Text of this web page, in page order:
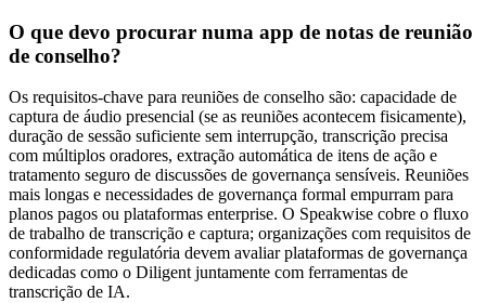
O que devo procurar numa app de notas de reunião
de conselho?
Os requisitos-chave para reuniões de conselho são: capacidade de
captura de áudio presencial (se as reuniões acontecem fisicamente),
duração de sessão suficiente sem interrupção, transcrição precisa
com múltiplos oradores, extração automática de itens de ação e
tratamento seguro de discussões de governança sensíveis. Reuniões
mais longas e necessidades de governança formal empurram para
planos pagos ou plataformas enterprise. O Speakwise cobre o fluxo
de trabalho de transcrição e captura; organizações com requisitos de
conformidade regulatória devem avaliar plataformas de governança
dedicadas como o Diligent juntamente com ferramentas de
transcrição de IA.